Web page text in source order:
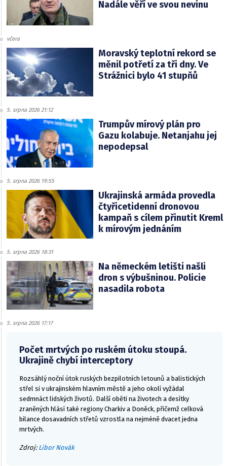
Nadále věří ve svou nevinu
včera
Moravský teplotní rekord se
měnil potřetí za tři dny. Ve
Strážnici bylo 41 stupňů
5. srpna 2026 21:12
Trumpův mírový plán pro
Gazu kolabuje. Netanjahu jej
nepodepsal
5. srpna 2026 19:55
Ukrajinská armáda provedla
čtyřicetidenní dronovou
kampaň s cílem přinutit Kreml
k mírovým jednáním
5. srpna 2026 18:31
Na německém letišti našli
dron s výbušninou. Policie
nasadila robota
5. srpna 2026 17:17
Počet mrtvých po ruském útoku stoupá.
Ukrajině chybí interceptory
Rozsáhlý noční útok ruských bezpilotních letounů a balistických
střel si v ukrajinském hlavním městě a jeho okolí vyžádal
sedmnáct lidských životů. Další oběti na životech a desítky
zraněných hlásí také regiony Charkiv a Doněck, přičemž celková
bilance dosavadních střetů vzrostla na nejméně dvacet jedna
mrtvých.
Zdroj: Libor Novák